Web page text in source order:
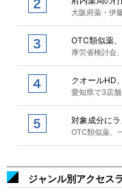
大阪府薬・伊
OTC類似薬
厚労省検討会
クオールHD
愛知県で3店
対象成分に
OTC類似薬、
ジャンル別アクセス